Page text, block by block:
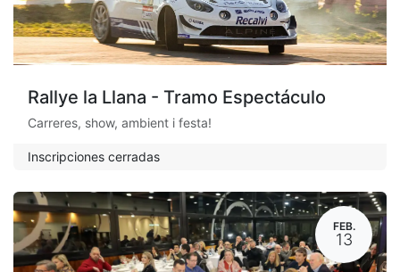
Rallye la Llana - Tramo Espectáculo
Carreres, show, ambient i festa!
Inscripciones cerradas
FEB.
13